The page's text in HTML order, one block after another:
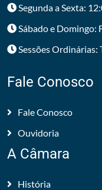
Segunda a Sexta:
Sábado e Domingo:
Sessões Ordinárias:
Fale Conosco
Fale Conosco
Ouvidoria
A Câmara
História